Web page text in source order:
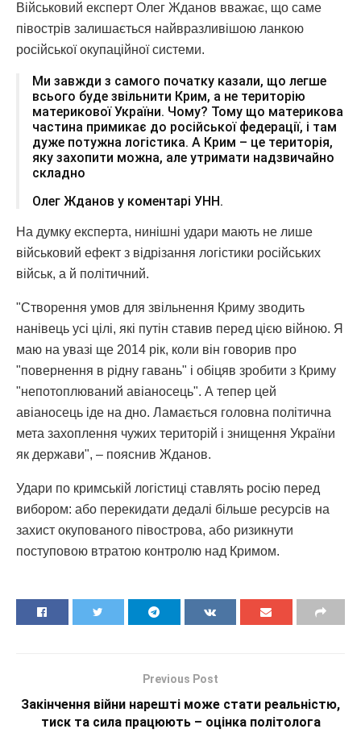
Військовий експерт Олег Жданов вважає, що саме
півострів залишається найвразливішою ланкою
російської окупаційної системи.
Ми завжди з самого початку казали, що легше
всього буде звільнити Крим, а не територію
материкової України. Чому? Тому що материкова
частина примикає до російської федерації, і там
дуже потужна логістика. А Крим – це територія,
яку захопити можна, але утримати надзвичайно
складно
Олег Жданов у коментарі УНН.
На думку експерта, нинішні удари мають не лише
військовий ефект з відрізання логістики російських
військ, а й політичний.
"Створення умов для звільнення Криму зводить
нанівець усі цілі, які путін ставив перед цією війною. Я
маю на увазі ще 2014 рік, коли він говорив про
"повернення в рідну гавань" і обіцяв зробити з Криму
"непотоплюваний авіаносець". А тепер цей
авіаносець іде на дно. Ламається головна політична
мета захоплення чужих територій і знищення України
як держави", – пояснив Жданов.
Удари по кримській логістиці ставлять росію перед
вибором: або перекидати дедалі більше ресурсів на
захист окупованого півострова, або ризикнути
поступовою втратою контролю над Кримом.
Previous Post
Закінчення війни нарешті може стати реальністю,
тиск та сила працюють – оцінка політолога